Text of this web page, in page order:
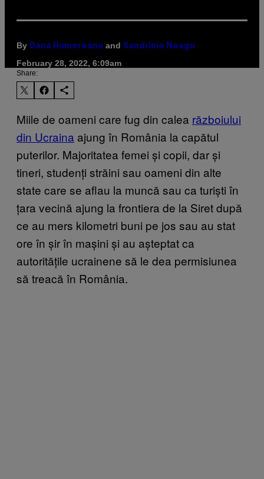
By Dana Humoreanu and Sandrinio Neagu
February 28, 2022, 6:09am
Share:
Miile de oameni care fug din calea războiului
din Ucraina ajung în România la capătul
puterilor. Majoritatea femei și copii, dar și
tineri, studenți străini sau oameni din alte
state care se aflau la muncă sau ca turiști în
țara vecină ajung la frontiera de la Siret după
ce au mers kilometri buni pe jos sau au stat
ore în șir în mașini și au așteptat ca
autoritățile ucrainene să le dea permisiunea
să treacă în România.